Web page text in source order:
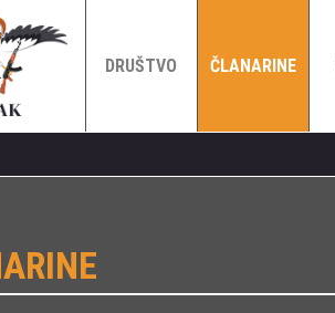
DRUŠTVO ČLANARINE